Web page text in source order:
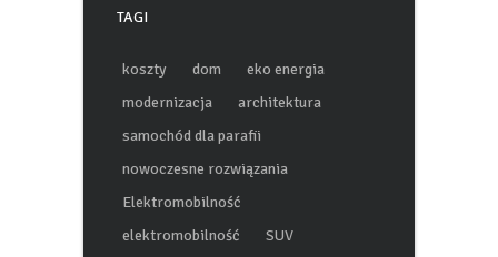
TAGI
koszty dom
eko energia
modernizacja
architektura
samochód dla parafii
nowoczesne rozwiązania
Elektromobilność
elektromobilność
SUV